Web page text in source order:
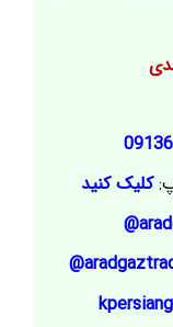
کلیک کنید